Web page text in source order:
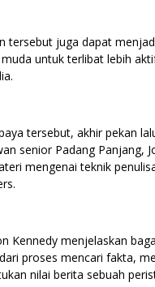
tersebut juga dapat
untuk terlibat lebih
tersebut, akhir pekan
senior Padang Panjang,
mengenai teknik
Kennedy menjelaskan
proses mencari fakta,
nilai berita sebuah